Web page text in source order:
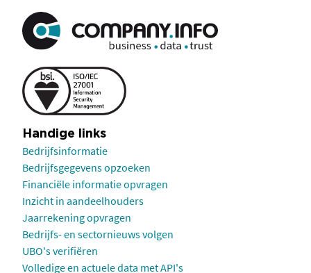
Handige links
Bedrijfsinformatie
Bedrijfsgegevens opzoeken
Financiële informatie opvragen
Inzicht in aandeelhouders
Jaarrekening opvragen
Bedrijfs- en sectornieuws volgen
UBO's verifiëren
Volledige en actuele data met API's